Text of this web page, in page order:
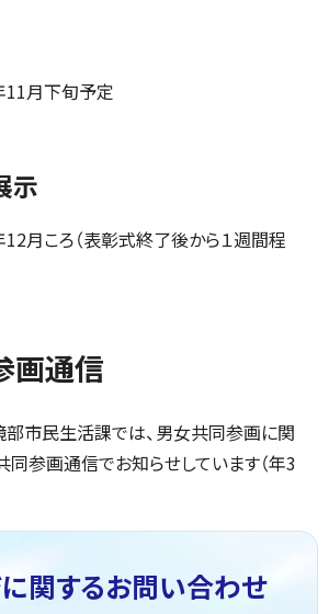
月下旬予定
示
月ころ（表彰式終了後から１週間程
画通信
市民生活課では、男女共同参画に関
同参画通信でお知らせしています（年3
関するお問い合わせ